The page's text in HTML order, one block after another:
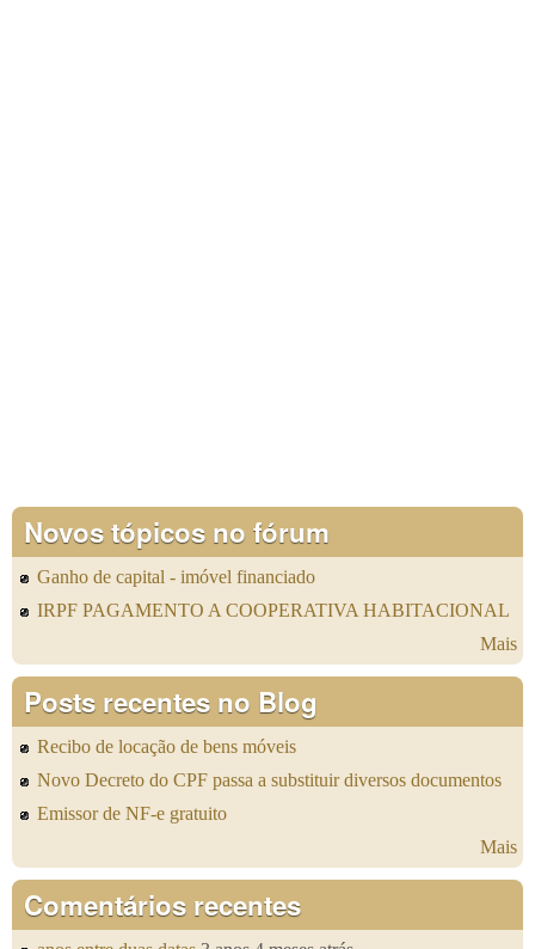
Novos tópicos no fórum
Ganho de capital - imóvel financiado
IRPF PAGAMENTO A COOPERATIVA HABITACIONAL
Mais
Posts recentes no Blog
Recibo de locação de bens móveis
Novo Decreto do CPF passa a substituir diversos documentos
Emissor de NF-e gratuito
Mais
Comentários recentes